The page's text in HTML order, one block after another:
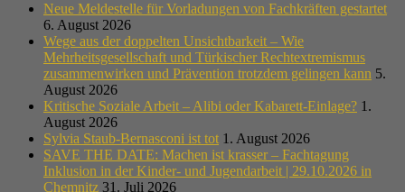
Neue Meldestelle für Vorladungen von Fachkräften gestartet
6. August 2026
Wege aus der doppelten Unsichtbarkeit – Wie
Mehrheitsgesellschaft und Türkischer Rechtextremismus
zusammenwirken und Prävention trotzdem gelingen kann 5.
August 2026
Kritische Soziale Arbeit – Alibi oder Kabarett-Einlage? 1.
August 2026
Sylvia Staub-Bernasconi ist tot 1. August 2026
SAVE THE DATE: Machen ist krasser – Fachtagung
Inklusion in der Kinder- und Jugendarbeit | 29.10.2026 in
Chemnitz 31. Juli 2026